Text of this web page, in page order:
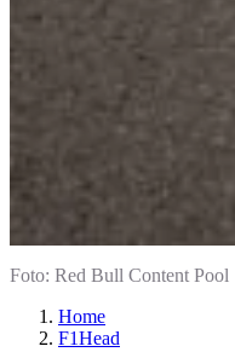
Foto: Red Bull Content Pool
Home
F1Head